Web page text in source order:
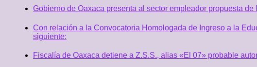
Gobierno de Oaxaca presenta al sector empleador propuesta
Con relación a la Convocatoria Homologada de Ingreso a la
siguiente:
Fiscalía de Oaxaca detiene a Z.S.S., alias «El 07» probable